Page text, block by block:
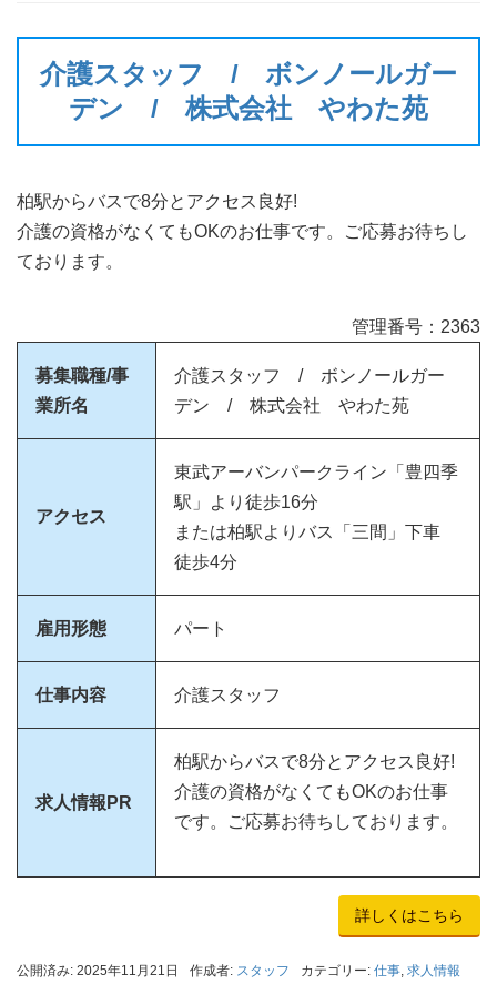
介護スタッフ / ボンノールガー
デン / 株式会社 やわた苑
柏駅からバスで8分とアクセス良好!
介護の資格がなくてもOKのお仕事です。ご応募お待ちし
ております。
管理番号：2363
募集職種/事
業所名
介護スタッフ / ボンノールガー
デン / 株式会社 やわた苑
アクセス
東武アーバンパークライン「豊四季
駅」より徒歩16分
または柏駅よりバス「三間」下車
徒歩4分
雇用形態 パート
仕事内容 介護スタッフ
求人情報PR
柏駅からバスで8分とアクセス良好!
介護の資格がなくてもOKのお仕事
です。ご応募お待ちしております。
詳しくはこちら
公開済み: 2025年11月21日 作成者: スタッフ カテゴリー: 仕事, 求人情報